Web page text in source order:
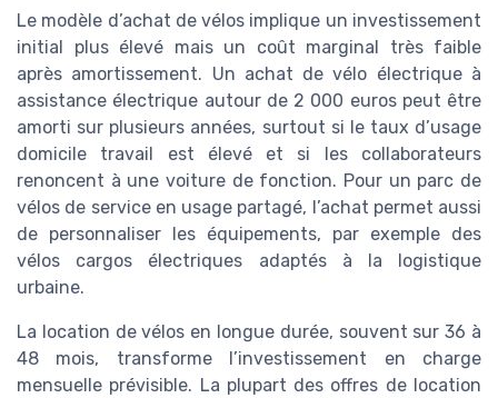
Le modèle d’achat de vélos implique un investissement
initial plus élevé mais un coût marginal très faible
après amortissement. Un achat de vélo électrique à
assistance électrique autour de 2 000 euros peut être
amorti sur plusieurs années, surtout si le taux d’usage
domicile travail est élevé et si les collaborateurs
renoncent à une voiture de fonction. Pour un parc de
vélos de service en usage partagé, l’achat permet aussi
de personnaliser les équipements, par exemple des
vélos cargos électriques adaptés à la logistique
urbaine.
La location de vélos en longue durée, souvent sur 36 à
48 mois, transforme l’investissement en charge
mensuelle prévisible. La plupart des offres de location